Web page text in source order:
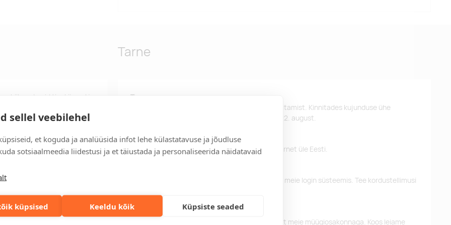
sellel veebilehel
et koguda ja analüüsida infot lehe külastatavuse ja jõudluse
sotsiaalmeedia liidestusi ja et täiustada ja personaliseerida näidatavaid
küpsised Keeldu kõik Küpsiste seaded
tippkiirusel ja
nupp, mis lülitab
kohas, et vältida
aktiveerimiseks
TPE-st, PET-st, ABS-st ja
play ning Android auto
52% toote kogumassist.
materjalide tarneahela.
Tarne
Tarneaeg
Tarneaeg on 12 tööpäeva pärast kujunduse kinnitamist. Kinnitades kujunduse ühe
tööpäeva jooksul, saate tooted kätte hiljemalt 22. august.
Tarne tingimused
Üle 500 euro tellimuste puhul pakume tasuta tarnet üle Eesti.
Jälgi oma olemasolevaid ning eelnevaid tellimusi meie login süsteemis. Tee kordustellimusi
Kiired tellimused
Kiirema tarneaja vajadusel palun võtke ühendust meie müügiosakonnaga. Koos leiame